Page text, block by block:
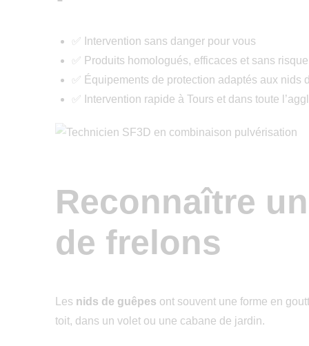
✅ Intervention sans danger pour vous
✅ Produits homologués, efficaces et sans
✅ Équipements de protection adaptés aux nids
✅ Intervention rapide à Tours et dans toute
Reconnaître
de frelons
Les nids de guêpes ont souvent une forme en
toit, dans un volet ou une cabane de jardin.